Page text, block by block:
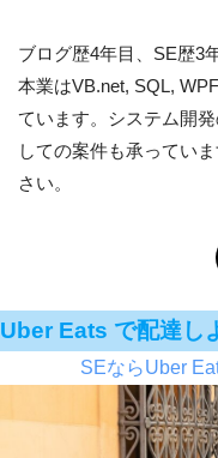
ブログ歴4年目、SE歴3
本業はVB.net, SQL,
ています。システム開
しての案件も承ってい
さい。
Uber Eats で配達し
SEならUber